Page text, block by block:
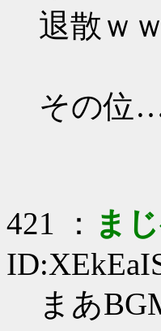
退散ｗ
その位
421 ： まじ
まあ